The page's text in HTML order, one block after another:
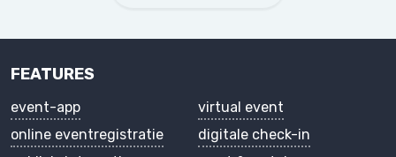
FEATURES
event-app
virtual event
online eventregistratie
digitale check-in